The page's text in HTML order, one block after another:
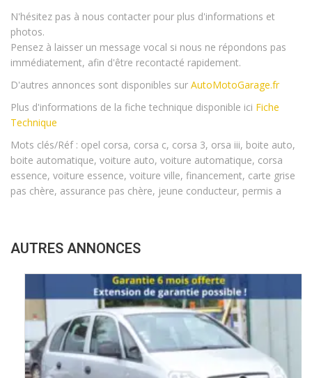
N'hésitez pas à nous contacter pour plus d'informations et
photos.
Pensez à laisser un message vocal si nous ne répondons pas
immédiatement, afin d'être recontacté rapidement.
D'autres annonces sont disponibles sur AutoMotoGarage.fr
Plus d'informations de la fiche technique disponible ici Fiche
Technique
Mots clés/Réf : opel corsa, corsa c, corsa 3, orsa iii, boite auto,
boite automatique, voiture auto, voiture automatique, corsa
essence, voiture essence, voiture ville, financement, carte grise
pas chère, assurance pas chère, jeune conducteur, permis a
AUTRES ANNONCES